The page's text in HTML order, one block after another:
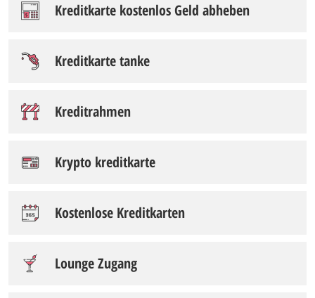
Kreditkarte kostenlos Geld abheben
Kreditkarte tanke
Kreditrahmen
Krypto kreditkarte
Kostenlose Kreditkarten
Lounge Zugang